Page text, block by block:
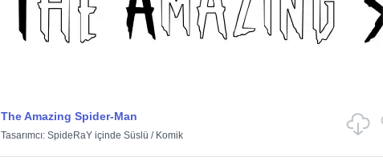
The Amazing Spider-Man
Tasarımcı: SpideRaY içinde Süslü / Komik